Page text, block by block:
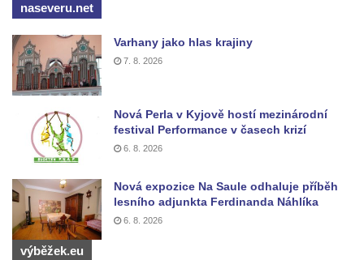
Sloup Panny Marie v klášteře v Oseku
Sloup Panny Marie se sochami svatého
Jana Nepomuckého a svatého Vavřince ve
Chcebuzi
Sloup Panny Marie na Mírovém náměstí v
Lounech
Sloup se sochou Piety u hřbitova ve
Sloup Nejsvětější Trojice na rozcestí v
Hošnicích
Sloup Panny Marie v Třebenicích
naseveru.net
Varhany jako hlas krajiny
7. 8. 2026
Nová Perla v Kyjově hostí mezinárodní
festival Performance v časech krizí
6. 8. 2026
Nová expozice Na Saule odhaluje příběh
lesního adjunkta Ferdinanda Náhlíka
6. 8. 2026
výběžek.eu